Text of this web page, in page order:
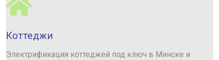
Коттеджи
Электрификация коттеджей под ключ в Минске и